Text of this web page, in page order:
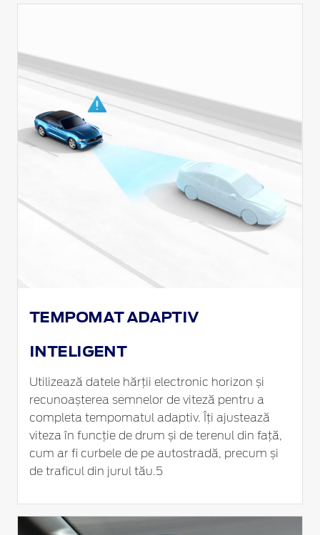
TEMPOMAT ADAPTIV
INTELIGENT
Utilizează datele hărții electronic horizon și
recunoașterea semnelor de viteză pentru a
completa tempomatul adaptiv. Îți ajustează
viteza în funcție de drum și de terenul din față,
cum ar fi curbele de pe autostradă, precum și
de traficul din jurul tău.5